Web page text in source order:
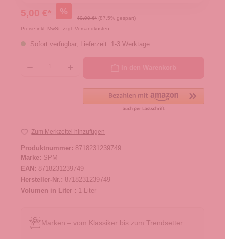
5,00 €* %
40,00 €* (87.5% gespart)
Preise inkl. MwSt. zzgl. Versandkosten
Sofort verfügbar, Lieferzeit: 1-3 Werktage
Zum Merkzettel hinzufügen
Produktnummer: 8718231239749
Marke: SPM
EAN: 8718231239749
Hersteller-Nr.: 8718231239749
Volumen in Liter : 1 Liter
Marken – vom Klassiker bis zum Trendsetter